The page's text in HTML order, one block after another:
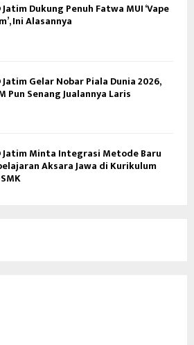
Jatim Dukung Penuh Fatwa MUI ‘Vape
Ini Alasannya
Jatim Gelar Nobar Piala Dunia 2026,
Pun Senang Jualannya Laris
Jatim Minta Integrasi Metode Baru
Aksara Jawa di Kurikulum